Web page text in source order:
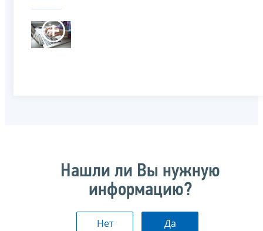
Нашли ли Вы нужную
информацию?
Нет Да